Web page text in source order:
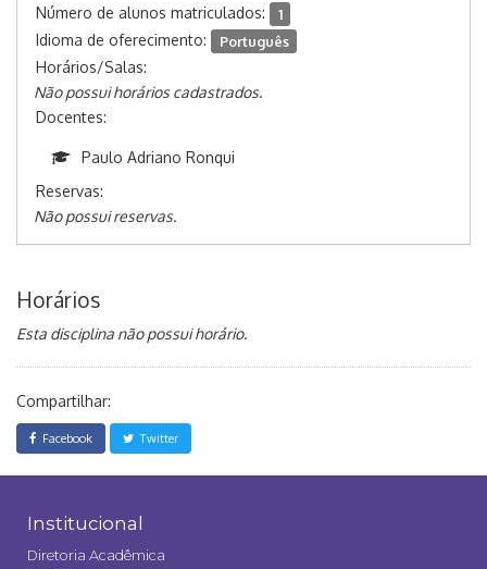
Número de alunos matriculados: 1
Idioma de oferecimento: Português
Horários/Salas:
Não possui horários cadastrados.
Docentes:
Paulo Adriano Ronqui
Reservas:
Não possui reservas.
Horários
Esta disciplina não possui horário.
Compartilhar:
Facebook Twitter
Institucional
Diretoria Acadêmica